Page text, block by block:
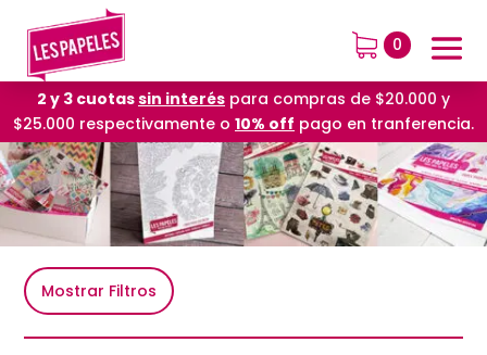
0
2 y 3 cuotassin interés para compras de $20.000 y
$25.000 respectivamente o 10% off pago en tranferencia.
Mostrar Filtros